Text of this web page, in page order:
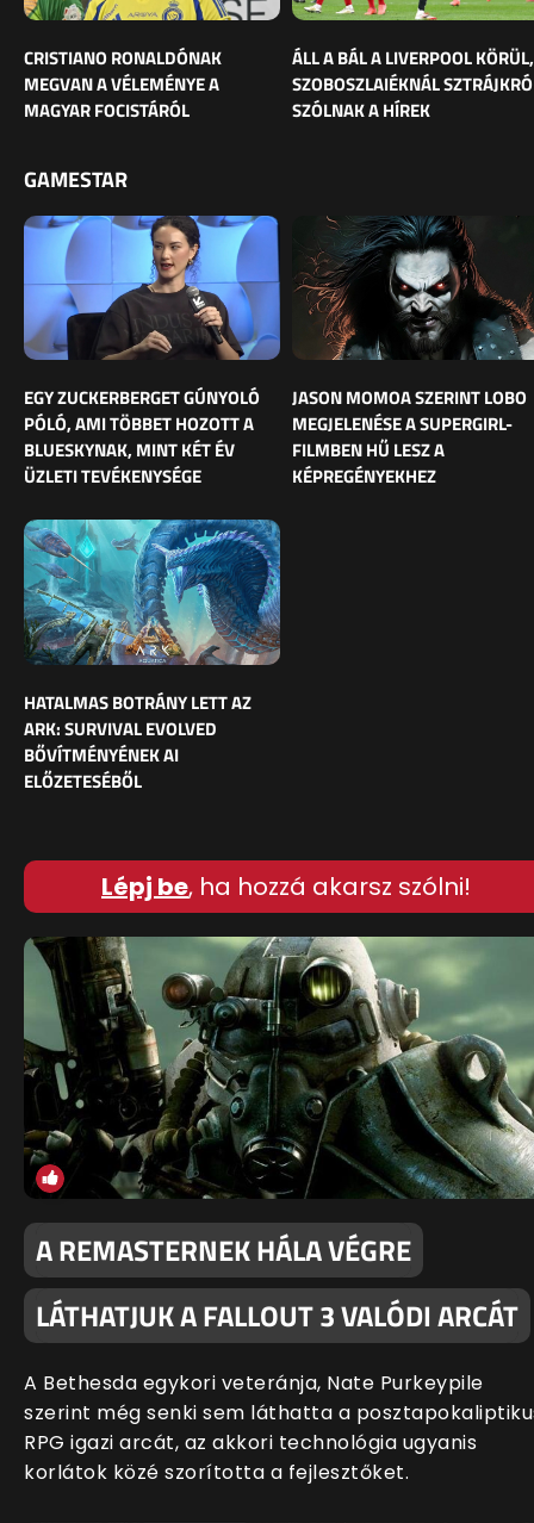
CRISTIANO RONALDÓNAK
MEGVAN A VÉLEMÉNYE A
MAGYAR FOCISTÁRÓL
ÁLL A BÁL A LIVERPOOL KÖRÜL,
SZOBOSZLAIÉKNÁL
SZÓLNAK A HÍREK
GAMESTAR
EGY ZUCKERBERGET GÚNYOLÓ
PÓLÓ, AMI TÖBBET HOZOTT A
BLUESKYNAK, MINT KÉT ÉV
ÜZLETI TEVÉKENYSÉGE
JASON MOMOA SZERINT LOBO
MEGJELENÉSE A SUPERGIRL-
FILMBEN HŰ LESZ A
KÉPREGÉNYEKHEZ
HATALMAS BOTRÁNY LETT AZ
ARK: SURVIVAL EVOLVED
BŐVÍTMÉNYÉNEK AI
ELŐZETESÉBŐL
Lépj be, ha hozzá akarsz szólni!
A REMASTERNEK HÁLA VÉGRE
LÁTHATJUK A FALLOUT 3 VALÓDI ARCÁT
A Bethesda egykori veteránja, Nate Purkeypile
szerint még senki sem láthatta a
RPG igazi arcát, az akkori technológia ugyanis
korlátok közé szorította a fejlesztőket.